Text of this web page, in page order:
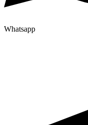
Whatsapp